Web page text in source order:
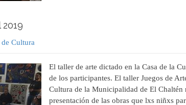
Cultura
El taller de arte dictado en la Casa de la
de los participantes. El taller Juegos de
Cultura de la Municipalidad de El Chaltén
presentación de las obras que lxs niñxs